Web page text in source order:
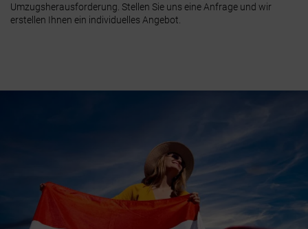
Umzugsherausforderung. Stellen Sie uns eine Anfrage und wir
erstellen Ihnen ein individuelles Angebot.